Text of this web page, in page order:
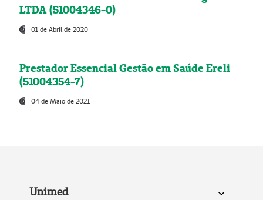
LTDA (51004346-0)
01 de Abril de 2020
Prestador Essencial Gestão em Saúde Ereli
(51004354-7)
04 de Maio de 2021
Unimed